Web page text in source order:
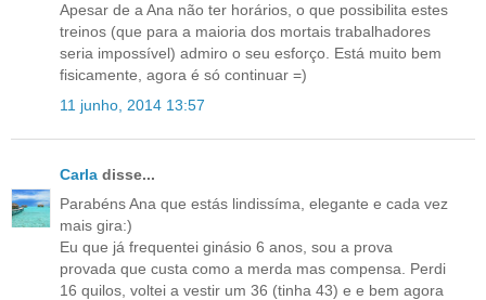
Apesar de a Ana não ter horários, o que possibilita estes
treinos (que para a maioria dos mortais trabalhadores
seria impossível) admiro o seu esforço. Está muito bem
fisicamente, agora é só continuar =)
11 junho, 2014 13:57
Carla disse...
Parabéns Ana que estás lindissíma, elegante e cada vez
mais gira:)
Eu que já frequentei ginásio 6 anos, sou a prova
provada que custa como a merda mas compensa. Perdi
16 quilos, voltei a vestir um 36 (tinha 43) e e bem agora